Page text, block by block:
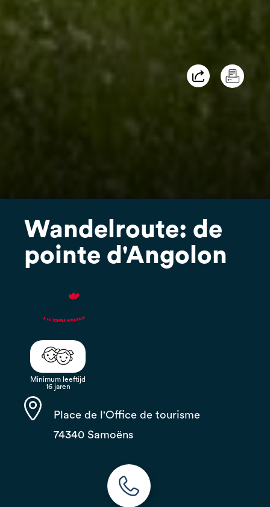
Wandelroute: de
pointe d'Angolon
Minimum leeftijd
16 jaren
Place de l'Office de tourisme
74340 Samoëns